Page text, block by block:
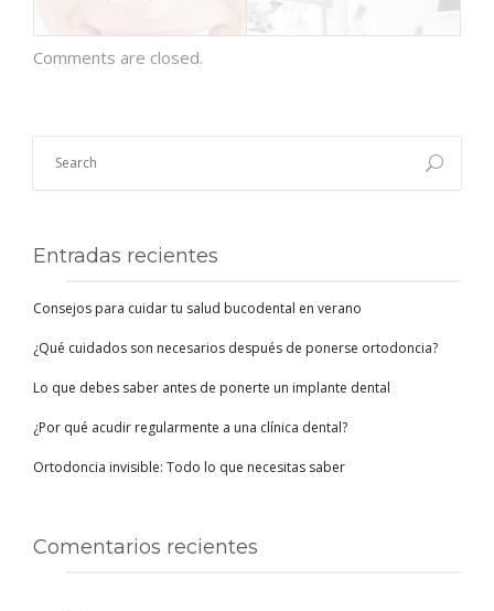
Comments are closed.
Entradas recientes
Consejos para cuidar tu salud bucodental en verano
¿Qué cuidados son necesarios después de ponerse ortodoncia?
Lo que debes saber antes de ponerte un implante dental
¿Por qué acudir regularmente a una clínica dental?
Ortodoncia invisible: Todo lo que necesitas saber
Comentarios recientes